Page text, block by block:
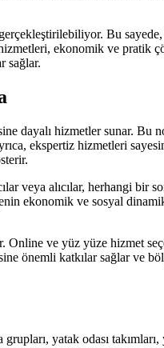
Bu
ekonomik ve pratik
sağlar.
dayalı hizmetler sunar.
ekspertiz hizmetleri
veya alıcılar, herhangi
ekonomik ve sosyal
ve yüz yüze hizmet
önemli katkılar sağlar ve
yatak odası